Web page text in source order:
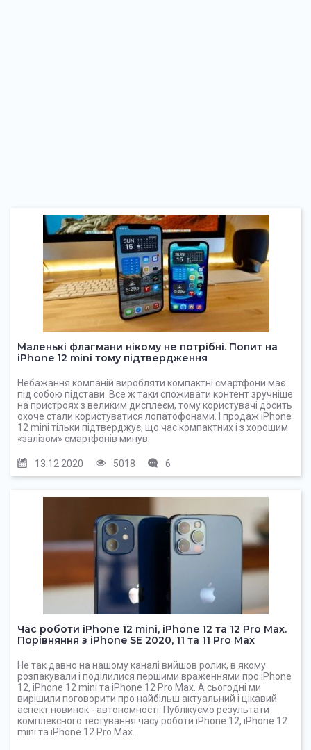
Маленькі флагмани нікому не потрібні. Попит на
iPhone 12 mini тому підтвердження
Небажання компаній виробляти компактні смартфони має
під собою підстави. Все ж таки споживати контент зручніше
на пристроях з великим дисплеєм, тому користувачі досить
охоче стали користуватися лопатофонами. І продаж iPhone
12 mini тільки підтверджує, що час компактних і з хорошим
«залізом» смартфонів минув.
13.12.2020 5018 6
Час роботи iPhone 12 mini, iPhone 12 та 12 Pro Max.
Порівняння з iPhone SE 2020, 11 та 11 Pro Max
Не так давно на нашому каналі вийшов ролик, в якому
розпакували і поділилися першими враженнями про iPhone
12, iPhone 12 mini та iPhone 12 Pro Max. А сьогодні ми
вирішили поговорити про найбільш актуальний і цікавий
аспект новинок - автономності. Публікуємо результати
комплексного тестування часу роботи iPhone 12, iPhone 12
mini та iPhone 12 Pro Max.